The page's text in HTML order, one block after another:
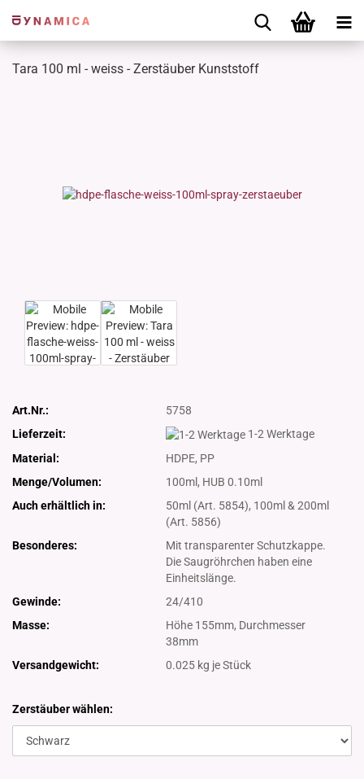
Tara 100 ml - weiss - Zerstäuber Kunststoff
Art.Nr.:
5758
Lieferzeit:
1-2 Werktage
Material:
HDPE, PP
Menge/Volumen:
100ml, HUB 0.10ml
Auch erhältlich in:
50ml (Art. 5854), 100ml & 200ml
(Art. 5856)
Besonderes:
Mit transparenter Schutzkappe.
Die Saugröhrchen haben eine
Einheitslänge.
Gewinde:
24/410
Masse:
Höhe 155mm, Durchmesser
38mm
Versandgewicht:
0.025 kg je Stück
Zerstäuber wählen: